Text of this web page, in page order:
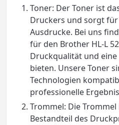
Toner: Der Toner ist
Druckers und sorgt
Ausdrucke. Bei uns
für den Brother HL-L
Druckqualität und
bieten. Unsere Toner
Technologien
professionelle
Trommel: Die
Bestandteil des